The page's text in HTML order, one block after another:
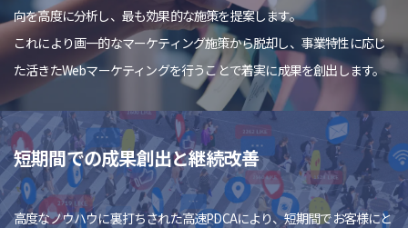
向を高度に分析し、最も効果的な施策を提案します。
これにより画一的なマーケティング施策から脱却し、事業特性に応じ
た活きたWebマーケティングを行うことで着実に成果を創出します。
短期間での成果創出と継続改善
高度なノウハウに裏打ちされた高速PDCAにより、短期間でお客様にと